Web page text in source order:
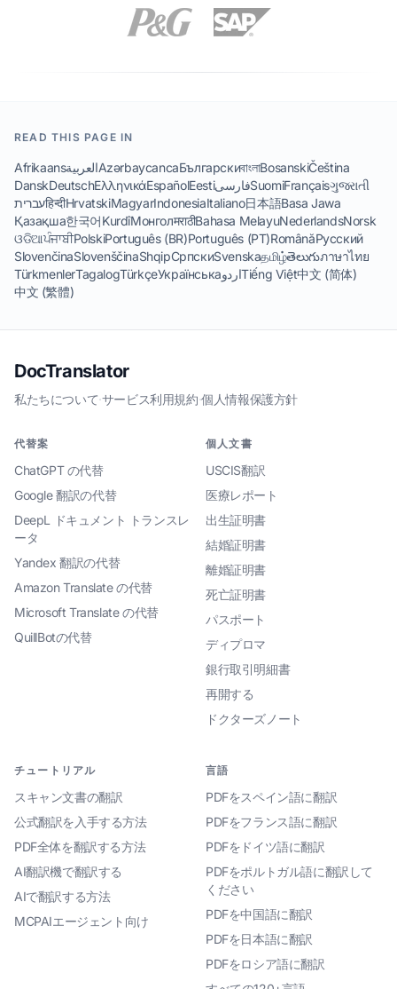
READ THIS PAGE IN
AfrikaansالعربيةAzərbaycancaБългарскиবাংলাBosanskiČeština
DanskDeutschΕλληνικάEspañolEestiفارسیSuomiFrançaisગુજરાતી
עבריתहिन्दीHrvatskiMagyarIndonesiaItaliano日本語Basa Jawa
Қазақша한국어KurdîМонголमराठीBahasa MelayuNederlandsNorsk
ଓଡିଆਪੰਜਾਬੀPolskiPortuguês (BR)Português (PT)RomânăРусский
SlovenčinaSlovenščinaShqipСрпскиSvenskaதமிழ்తెలుగుภาษาไทย
TürkmenlerTagalogTürkçeУкраїнськаاردوTiếng Việt中文 (简体)
中文 (繁體)
DocTranslator
私たちについて·サービス利用規約·個人情報保護方針
代替案
ChatGPT の代替
Google 翻訳の代替
DeepL ドキュメント トランスレ
ータ
Yandex 翻訳の代替
Amazon Translate の代替
Microsoft Translate の代替
QuillBotの代替
個人文書
USCIS翻訳
医療レポート
出生証明書
結婚証明書
離婚証明書
死亡証明書
パスポート
ディプロマ
銀行取引明細書
再開する
ドクターズノート
チュートリアル
スキャン文書の翻訳
公式翻訳を入手する方法
PDF全体を翻訳する方法
AI翻訳機で翻訳する
AIで翻訳する方法
MCPAIエージェント向け
言語
PDFをスペイン語に翻訳
PDFをフランス語に翻訳
PDFをドイツ語に翻訳
PDFをポルトガル語に翻訳して
ください
PDFを中国語に翻訳
PDFを日本語に翻訳
PDFをロシア語に翻訳